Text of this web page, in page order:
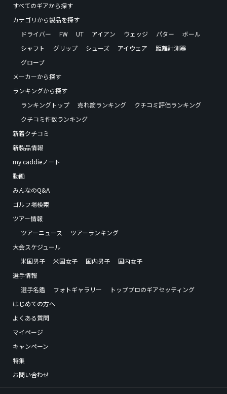
すべてのギアから探す
カテゴリから製品を探す
ドライバー
FW UT アイアン ウェッジ パター
ボール
シャフト
グリップ シューズ アイウェア
距離計測器
グローブ
メーカーから探す
ランキングから探す
ランキングトップ
売れ筋ランキング
クチコミ評価ランキング
クチコミ件数ランキング
新着クチコミ
新製品情報
my caddieノート
動画
みんなのQ&A
ゴルフ場検索
ツアー情報
ツアーニュース
ツアーランキング
大会スケジュール
米国男子
米国女子 国内男子
国内女子
選手情報
選手名鑑
フォトギャラリー
トッププロのギアセッティング
はじめての方へ
よくある質問
マイページ
キャンペーン
特集
お問い合わせ